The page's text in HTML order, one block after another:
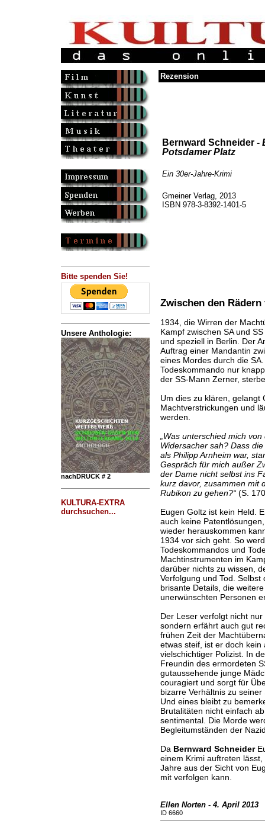
Bitte spenden Sie!
Unsere Anthologie:
nachDRUCK # 2
KULTURA-EXTRA
durchsuchen...
Rezension
Bernward Schneider -
Potsdamer Platz
Ein 30er-Jahre-Krimi
Gmeiner Verlag, 2013
ISBN 978-3-8392-1401-5
Zwischen den Rädern
1934, die Wirren der
Kampf zwischen SA und
und speziell in Berlin. Der
Auftrag einer Mandantin
eines Mordes durch die
Todeskommando nur
der SS-Mann Zerner,
Um dies zu klären, gelangt
Machtverstrickungen und
werden.
„Was unterschied mich
Widersacher sah? Dass
als Philipp Arnheim war,
Gespräch für mich außer
der Dame nicht selbst ins
kurz davor, zusammen mit
Rubikon zu gehen?“(S.
Eugen Goltz ist kein Held.
auch keine
wieder herauskommen
1934 vor sich geht. So
Todeskommandos und
Machtinstrumenten im
darüber nichts zu wissen,
Verfolgung und Tod.
brisante Details, die
unerwünschten Personen
Der Leser verfolgt nicht
sondern erfährt auch gut
frühen Zeit der
etwas steif, ist er doch kein
vielschichtiger Polizist. In
Freundin des ermordeten
gutaussehende junge
couragiert und sorgt für
bizarre Verhältnis zu
Und eines bleibt zu
Brutalitäten nicht einfach
sentimental. Die Morde
Begleitumständen der
Da Bernward Schneider
einem Krimi auftreten
Jahre aus der Sicht von
mit verfolgen kann.
Ellen Norten - 4. April 2013
ID 6660